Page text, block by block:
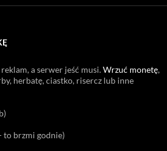
a serwer jeść musi.Wrzuć monetę,
herbatę, ciastko, risercz lub inne
to brzmi godnie)